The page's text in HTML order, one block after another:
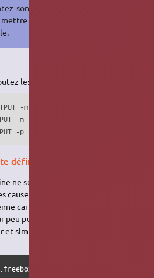
son ip. Il ne
cette ip
les règles suivantes :
-m state ! --state INVALID -j
-m state --state ESTABLISHED -j
-p udp -s 212.27.38.253 -j ACCEPT
définition
ne soit pas capable de diffuser les
causes en sont le plus souvent l'âge
carte graphique ne gérant pas le
puissant etc. Il en résulte dans
et simple de VLC lors du lancement
freeboxtv/playlist.m3u